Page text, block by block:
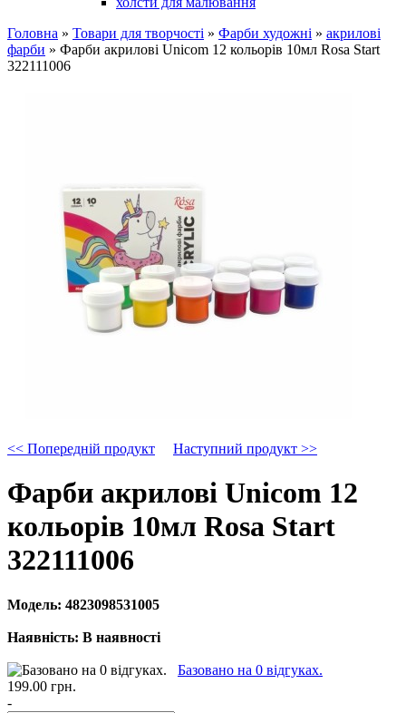
Головна » Товари для творчості » Фарби художні » акрилові
фарби » Фарби акрилові Unicom 12 кольорів 10мл Rosa Start
322111006
<< Попередній продукт Наступний продукт >>
Фарби акрилові Unicom 12
кольорів 10мл Rosa Start
322111006
Модель: 4823098531005
Наявність: В наявності
Базовано на 0 відгуках.
199.00 грн.
-